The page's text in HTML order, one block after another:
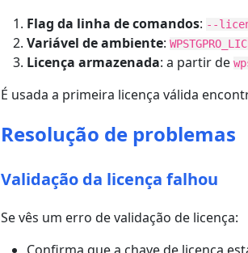
Flag da linha de comandos: --
Variável de ambiente:
Licença armazenada: a partir de
É usada a primeira licença válida
Resolução de problemas
Validação da licença falhou
Se vês um erro de validação de licença: